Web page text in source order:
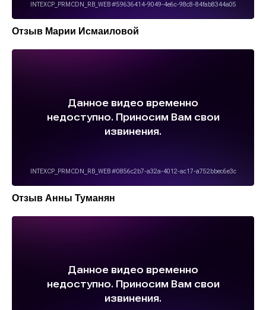
Отзыв Марии Исмаиловой
Отзыв Анны Туманян